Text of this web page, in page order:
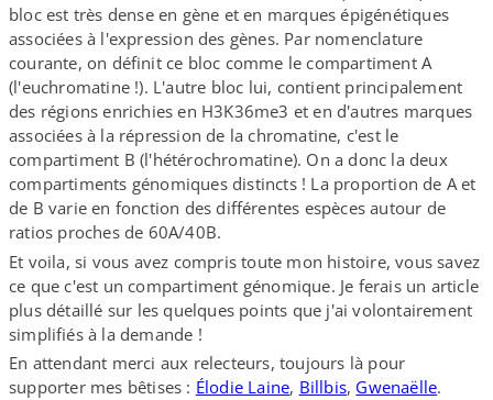
bloc est très dense en gène et en marques épigénétiques
associées à l'expression des gènes. Par nomenclature
courante, on définit ce bloc comme le compartiment A
(l'euchromatine !). L'autre bloc lui, contient principalement
des régions enrichies en H3K36me3 et en d'autres marques
associées à la répression de la chromatine, c'est le
compartiment B (l'hétérochromatine). On a donc la deux
compartiments génomiques distincts ! La proportion de A et
de B varie en fonction des différentes espèces autour de
ratios proches de 60A/​40B.
Et voila, si vous avez compris toute mon histoire, vous savez
ce que c'est un compartiment génomique. Je ferais un article
plus détaillé sur les quelques points que j'ai volontairement
simplifiés à la demande !
En attendant merci aux relecteurs, toujours là pour
supporter mes bêtises : Élodie Laine, Billbis, Gwenaëlle.